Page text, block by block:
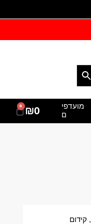
מועדפי
ם
₪0
0
, קידום